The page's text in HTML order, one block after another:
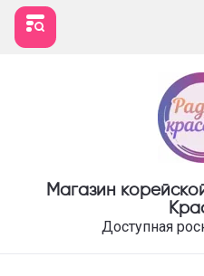
Магазин
Доступная